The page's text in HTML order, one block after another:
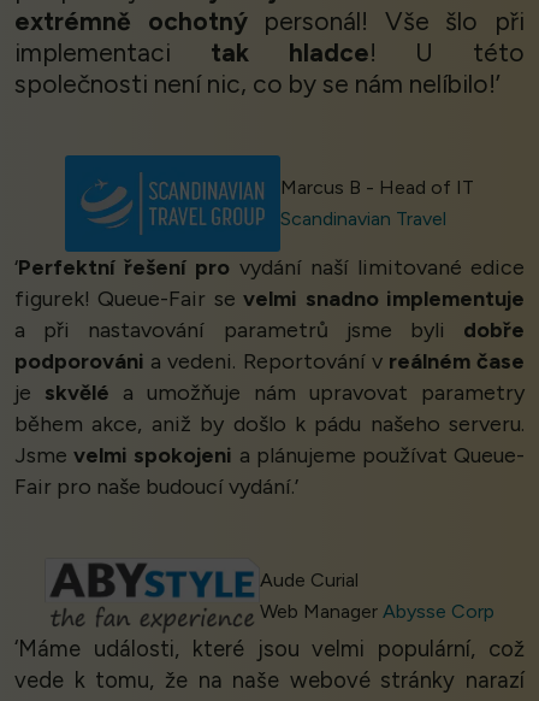
extrémně ochotnýpersonál! Vše šlo při
implementaci tak hladce! U této
společnosti není nic, co by se nám nelíbilo!’
Marcus B - Head of IT
Scandinavian Travel
‘Perfektní řešení pro vydání naší limitované edice
figurek! Queue-Fair sevelmi snadno implementuje
a při nastavování parametrů jsme byli dobře
podporováni a vedeni. Reportování v reálném čase
je skvělé a umožňuje nám upravovat parametry
během akce, aniž by došlo k pádu našeho serveru.
Jsmevelmi spokojeni a plánujeme používat Queue-
Fair pro naše budoucí vydání.’
Aude Curial
Web Manager Abysse Corp
‘Máme události, které jsou velmi populární, což
vede k tomu, že na naše webové stránky narazí